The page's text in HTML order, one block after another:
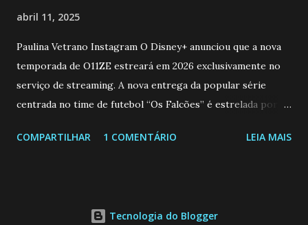
abril 11, 2025
Paulina Vetrano Instagram O Disney+ anunciou que a nova
temporada de O11ZE estreará em 2026 exclusivamente no
serviço de streaming. A nova entrega da popular série
centrada no time de futebol “Os Falcões” é estrelada por
Brum (Dedé), que voltam a interpretar seus personagens
atleta Sergio “Kun” Agüero, além de outras figuras de
COMPARTILHAR 1 COMENTÁRIO LEIA MAIS
Tecnologia do Blogger